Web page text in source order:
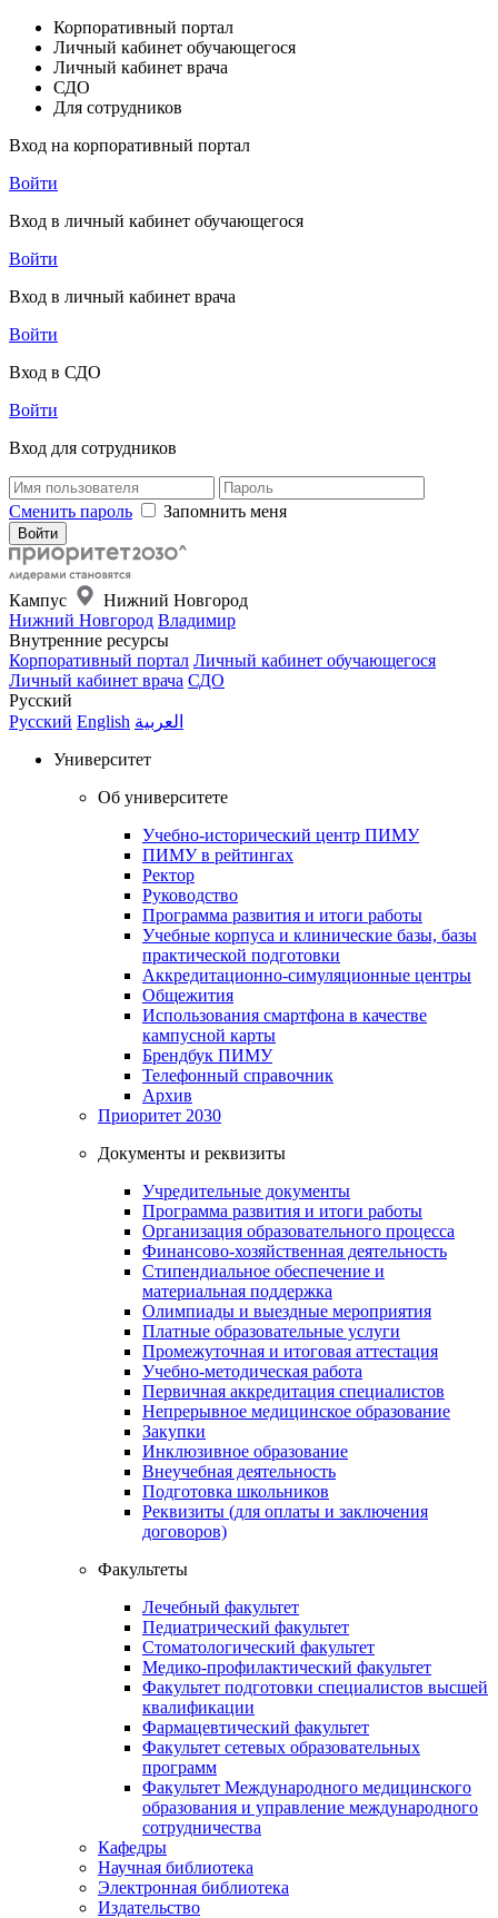
Корпоративный портал
Личный кабинет обучающегося
Личный кабинет врача
СДО
Для сотрудников
Вход на корпоративный портал
Войти
Вход в личный кабинет обучающегося
Войти
Вход в личный кабинет врача
Войти
Вход в СДО
Войти
Вход для сотрудников
Сменить пароль Запомнить меня
Кампус
Нижний Новгород
Нижний Новгород Владимир
Внутренние ресурсы
Корпоративный портал Личный кабинет обучающегося
Личный кабинет врача СДО
Русский
Русский English العربية
Университет
Об университете
Учебно-исторический центр ПИМУ
ПИМУ в рейтингах
Ректор
Руководство
Программа развития и итоги работы
Учебные корпуса и клинические базы, базы
практической подготовки
Аккредитационно-симуляционные центры
Общежития
Использования смартфона в качестве
кампусной карты
Брендбук ПИМУ
Телефонный справочник
Архив
Приоритет 2030
Документы и реквизиты
Учредительные документы
Программа развития и итоги работы
Организация образовательного процесса
Финансово-хозяйственная деятельность
Стипендиальное обеспечение и
материальная поддержка
Олимпиады и выездные мероприятия
Платные образовательные услуги
Промежуточная и итоговая аттестация
Учебно-методическая работа
Первичная аккредитация специалистов
Непрерывное медицинское образование
Закупки
Инклюзивное образование
Внеучебная деятельность
Подготовка школьников
Реквизиты (для оплаты и заключения
договоров)
Факультеты
Лечебный факультет
Педиатрический факультет
Стоматологический факультет
Медико-профилактический факультет
Факультет подготовки специалистов высшей
квалификации
Фармацевтический факультет
Факультет сетевых образовательных
программ
Факультет Международного медицинского
образования и управление международного
сотрудничества
Кафедры
Научная библиотека
Электронная библиотека
Издательство